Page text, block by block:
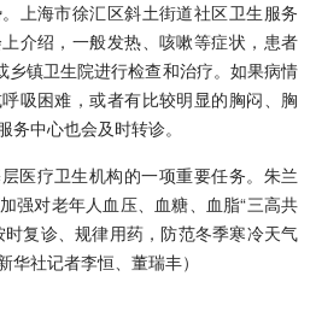
上海市徐汇区斜土街道社区卫生服务
介绍，一般发热、咳嗽等症状，患者
乡镇卫生院进行检查和治疗。如果病情
吸困难，或者有比较明显的胸闷、胸
中心也会及时转诊。
医疗卫生机构的一项重要任务。朱兰
强对老年人血压、血糖、血脂“三高共
复诊、规律用药，防范冬季寒冷天气
华社记者李恒、董瑞丰）